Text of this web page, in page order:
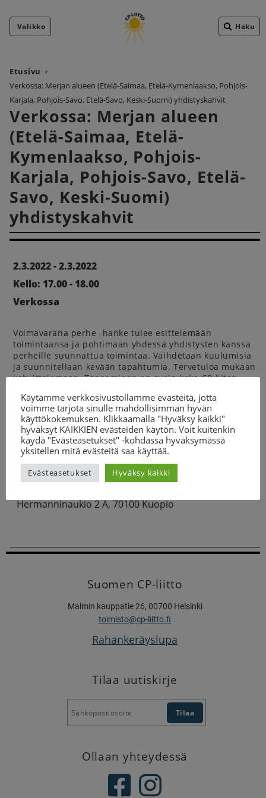
Valikko Haku
Etusivu
Verkossa: Merjan alueen (Etelä-Saimaa, Etelä-Kymenlaakso, Pohjois-
Karjala, Pohjois-Savo, Etelä-Savo, Keski-Suomi) yhdistyskahvit
Verkossa: Merjan alueen
(Etelä-Saimaa, Etelä-
Kymenlaakso, Pohjois-
Karjala, Pohjois-Savo, Etelä-
Savo, Keski-Suomi)
yhdistyskahvit
2.3.2022 - 2.3.2022
Kello: 17.00 - 18.00
Verkossa
Voimavarana perhe -hanke tulee esittelemään
toimintaansa ja pohtimaan yhdessä yhdistysten kanssa
perheille suunnattua toimintaa. Vaihdetaan kuulumisia
ja suunnitellaan kevään tapahtumia. Tervetuloa mukaan
kahvittelemaan. Tapaaminen on avoin koko CP-liiton
Tästä linkistä pääset mukaan
Kysy lisää
vastaava järjestösuunnittelija
Merja Partanen
040 575 3022
Hermanninaukio 2 A, 70100 Kuopio
Suomen CP-liitto
Malmin kauppatie 26, 00700 Helsinki
toimisto@cp-liitto.fi
Rahankeräyslupa
Tilaa uutiskirje
Ollaan yhteydessä
Käytämme verkkosivustollamme evästeitä, jotta
voimme tarjota sinulle mahdollisimman hyvän
käyttökokemuksen. Klikkaamalla "Hyväksy kaikki"
hyväksyt KAIKKIEN evästeiden käytön. Voit kuitenkin
käydä "Evästeasetukset" -kohdassa hyväksymässä
yksitellen mitä evästeitä saa käyttää.
Evästeasetukset Hyväksy kaikki